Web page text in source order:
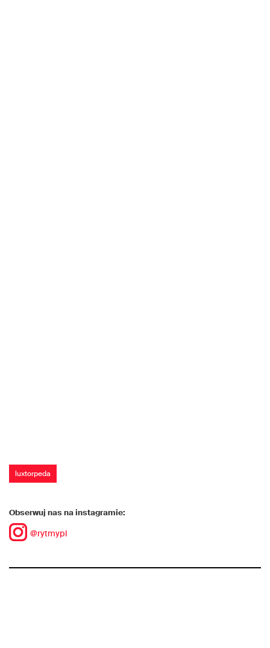
luxtorpeda
Obserwuj nas na instagramie:
@rytmypl